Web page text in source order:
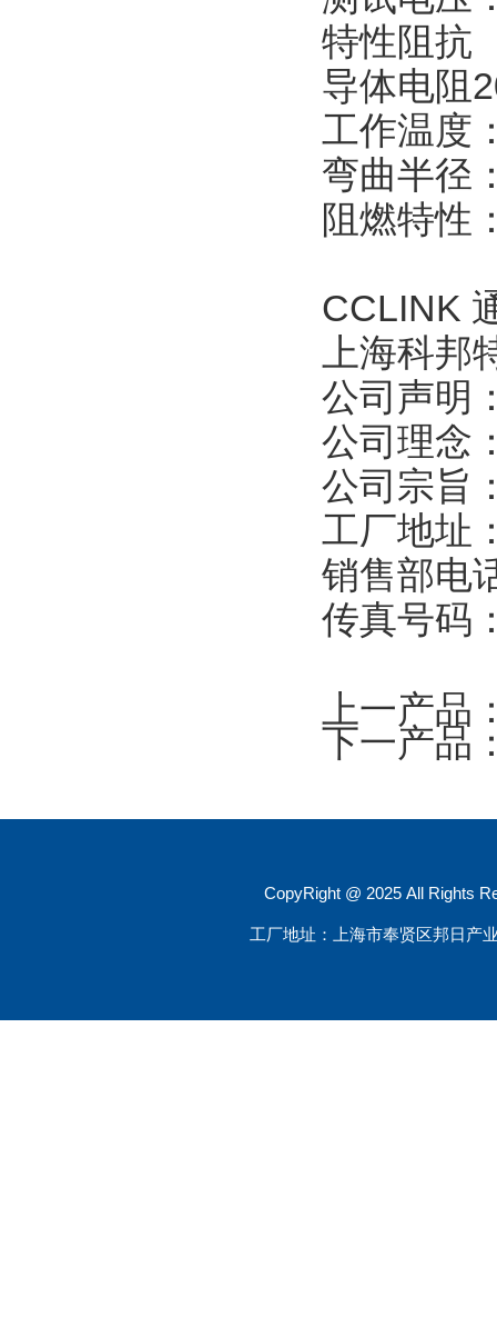
特性阻抗
导体电阻
工作温度
弯曲半径
阻燃特性
CCLINK
上海科邦
公司声明
公司理念
公司宗旨
工厂地址
销售部电
传真号码
上一产品
下一产品
CopyRight @ 2025 All Rights
工厂地址：上海市奉贤区邦日产